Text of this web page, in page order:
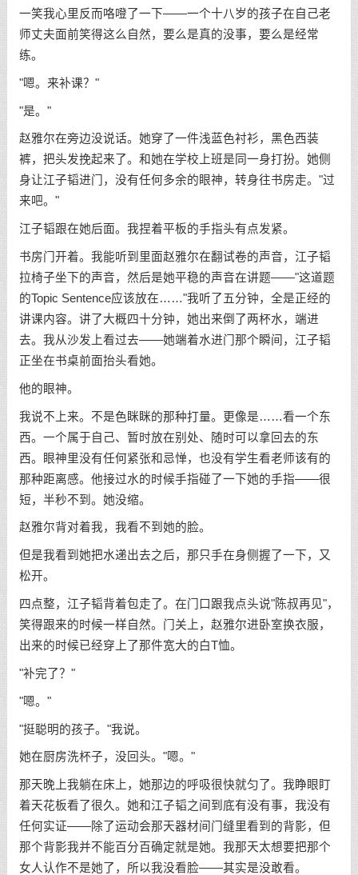
一笑我心里反而咯噔了一下——一个十八岁的孩子在自己老
师丈夫面前笑得这么自然，要么是真的没事，要么是经常
练。
"嗯。来补课？"
"是。"
赵雅尔在旁边没说话。她穿了一件浅蓝色衬衫，黑色西装
裤，把头发挽起来了。和她在学校上班是同一身打扮。她侧
身让江子韬进门，没有任何多余的眼神，转身往书房走。"过
来吧。"
江子韬跟在她后面。我捏着平板的手指头有点发紧。
书房门开着。我能听到里面赵雅尔在翻试卷的声音，江子韬
拉椅子坐下的声音，然后是她平稳的声音在讲题——"这道题
的Topic Sentence应该放在……"我听了五分钟，全是正经的
讲课内容。讲了大概四十分钟，她出来倒了两杯水，端进
去。我从沙发上看过去——她端着水进门那个瞬间，江子韬
正坐在书桌前面抬头看她。
他的眼神。
我说不上来。不是色眯眯的那种打量。更像是……看一个东
西。一个属于自己、暂时放在别处、随时可以拿回去的东
西。眼神里没有任何紧张和忌惮，也没有学生看老师该有的
那种距离感。他接过水的时候手指碰了一下她的手指——很
短，半秒不到。她没缩。
赵雅尔背对着我，我看不到她的脸。
但是我看到她把水递出去之后，那只手在身侧握了一下，又
松开。
四点整，江子韬背着包走了。在门口跟我点头说"陈叔再见"，
笑得跟来的时候一样自然。门关上，赵雅尔进卧室换衣服，
出来的时候已经穿上了那件宽大的白T恤。
"补完了？"
"嗯。"
"挺聪明的孩子。"我说。
她在厨房洗杯子，没回头。"嗯。"
那天晚上我躺在床上，她那边的呼吸很快就匀了。我睁眼盯
着天花板看了很久。她和江子韬之间到底有没有事，我没有
任何实证——除了运动会那天器材间门缝里看到的背影，但
那个背影我并不能百分百确定就是她。我那天太想要把那个
女人认作不是她了，所以我没看脸——其实是没敢看。